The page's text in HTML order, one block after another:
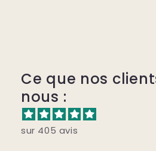
Ce que nos
nous :
sur 405 avis